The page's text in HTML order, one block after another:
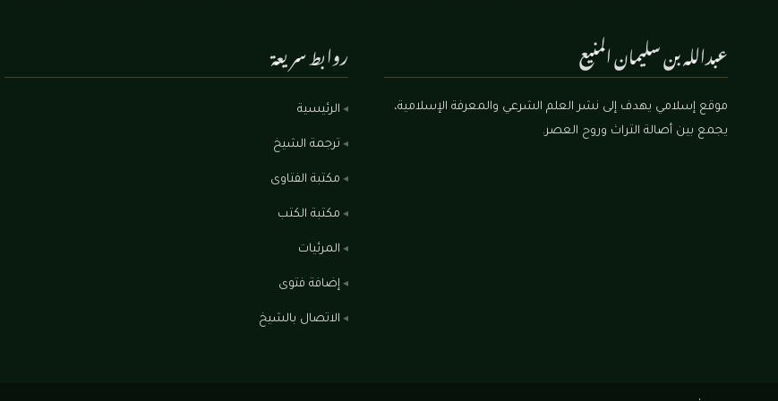
عبدالله بن سليمان المنيع
موقع إسلامي يهدف إلى نشر العلم الشرعي والمعرفة الإسلامية،
يجمع بين أصالة التراث وروح العصر.
روابط سريعة
الرئيسية
ترجمة الشيخ
مكتبة الفتاوى
مكتبة الكتب
المرئيات
إضافة فتوى
الاتصال بالشيخ